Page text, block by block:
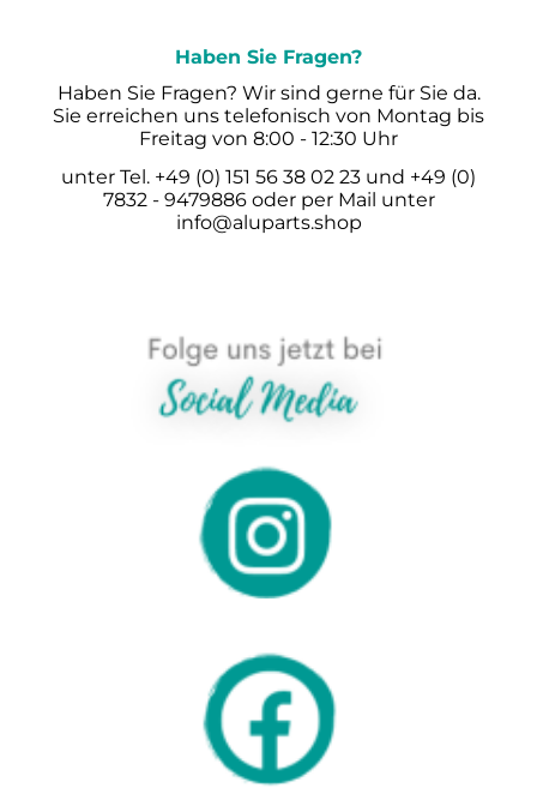
Haben Sie Fragen?
Haben Sie Fragen? Wir sind gerne für Sie da.
Sie erreichen uns telefonisch von Montag bis
Freitag von 8:00 - 12:30 Uhr
unter Tel. +49 (0) 151 56 38 02 23 und +49 (0)
7832 - 9479886 oder per Mail unter
info@aluparts.shop